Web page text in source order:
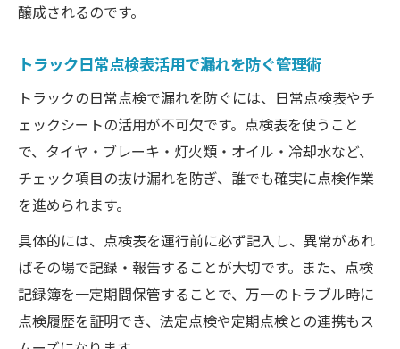
醸成されるのです。
トラック日常点検表活用で漏れを防ぐ管理術
トラックの日常点検で漏れを防ぐには、日常点検表やチ
ェックシートの活用が不可欠です。点検表を使うこと
で、タイヤ・ブレーキ・灯火類・オイル・冷却水など、
チェック項目の抜け漏れを防ぎ、誰でも確実に点検作業
を進められます。
具体的には、点検表を運行前に必ず記入し、異常があれ
ばその場で記録・報告することが大切です。また、点検
記録簿を一定期間保管することで、万一のトラブル時に
点検履歴を証明でき、法定点検や定期点検との連携もス